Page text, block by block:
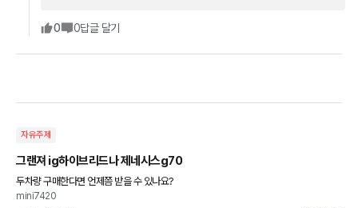
0 0답글 달기
자유주제
그랜져 ig하이브리드나 제네시스g70
두차량 구매한다면 언제쯤 받을 수 있나요?
mini7420